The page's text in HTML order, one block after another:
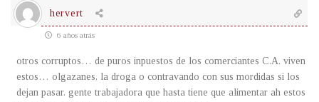
hervert
6 años atrás
otros corruptos… de puros inpuestos de los comerciantes C.A. viven
estos… olgazanes, la droga o contravando con sus mordidas si los
dejan pasar. gente trabajadora que hasta tiene que alimentar ah estos